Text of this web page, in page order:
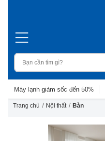
Máy lạnh giảm sốc đến 50%
Trang chủ / Nội thất / Bàn